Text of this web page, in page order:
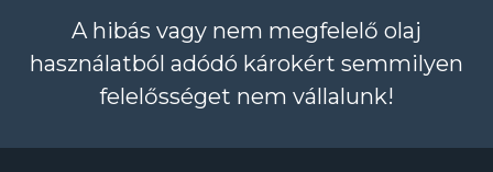
A hibás vagy nem megfelelő olaj
használatból adódó károkért semmilyen
felelősséget nem vállalunk!